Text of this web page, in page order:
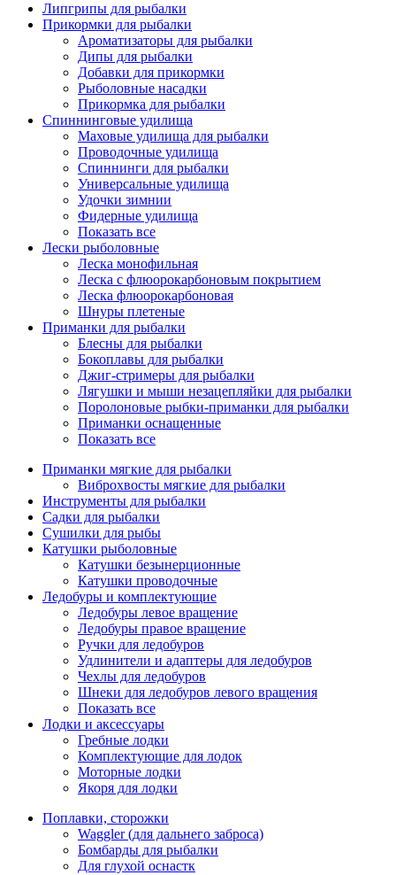
Липгрипы для рыбалки
Прикормки для рыбалки
Ароматизаторы для рыбалки
Дипы для рыбалки
Добавки для прикормки
Рыболовные насадки
Прикормка для рыбалки
Спиннинговые удилища
Маховые удилища для рыбалки
Проводочные удилища
Спиннинги для рыбалки
Универсальные удилища
Удочки зимнии
Фидерные удилища
Показать все
Лески рыболовные
Леска монофильная
Леска с флюорокарбоновым покрытием
Леска флюорокарбоновая
Шнуры плетеные
Приманки для рыбалки
Блесны для рыбалки
Бокоплавы для рыбалки
Джиг-стримеры для рыбалки
Лягушки и мыши незацепляйки для рыбалки
Поролоновые рыбки-приманки для рыбалки
Приманки оснащенные
Показать все
Приманки мягкие для рыбалки
Виброхвосты мягкие для рыбалки
Инструменты для рыбалки
Садки для рыбалки
Сушилки для рыбы
Катушки рыболовные
Катушки безынерционные
Катушки проводочные
Ледобуры и комплектующие
Ледобуры левое вращение
Ледобуры правое вращение
Ручки для ледобуров
Удлинители и адаптеры для ледобуров
Чехлы для ледобуров
Шнеки для ледобуров левого вращения
Показать все
Лодки и аксессуары
Гребные лодки
Комплектующие для лодок
Моторные лодки
Якоря для лодки
Поплавки, сторожки
Waggler (для дальнего заброса)
Бомбарды для рыбалки
Для глухой оснастк